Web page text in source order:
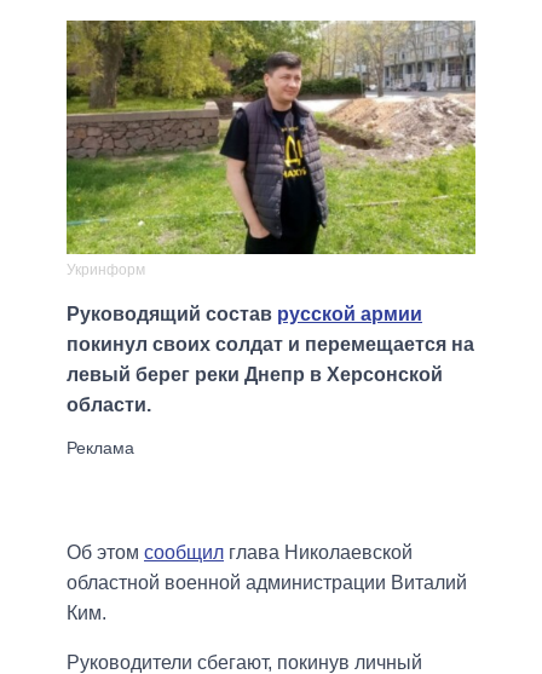
Укринформ
Руководящий состав русской армии
покинул своих солдат и перемещается на
левый берег реки Днепр в Херсонской
области.
Об этом сообщил глава Николаевской
областной военной администрации Виталий
Ким.
Руководители сбегают, покинув личный